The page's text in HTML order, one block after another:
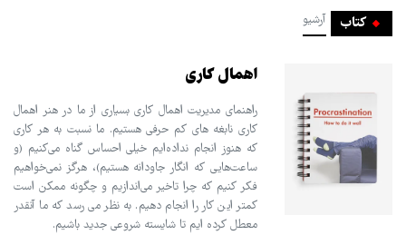
کتاب آرشیو
اهمال کاری
راهنمای مدیریت اهمال کاری بسیاری از ما در هنر اهمال
کاری نابغه های کم حرفی هستیم. ما نسبت به هر کاری
که هنوز انجام نداده‌ایم خیلی احساس گناه می‌کنیم (و
ساعت‌هایی که انگار جاودانه هستیم)، هرگز نمی‌خواهیم
فکر کنیم که چرا تاخیر می‌اندازیم و چگونه ممکن است
کمتر این کار را انجام دهیم. به نظر می رسد که ما آنقدر
معطل کرده ایم تا شایسته شروعی جدید باشیم.